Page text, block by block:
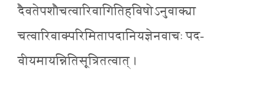
दैवतेपशौचत्वारिवागितिहविषोऽनुवाक्या
चत्वारिवाक्परिमितापदानियज्ञेनवाचः पद-
वीयमायन्नितिसूत्रितत्वात् ।